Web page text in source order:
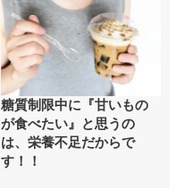
糖質制限中に『甘いもの
が食べたい』と思うの
は、栄養不足だからで
す！！